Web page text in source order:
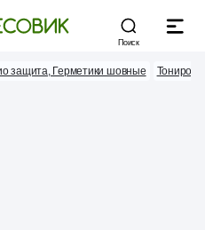
Поиск
защита, Герметики шовные